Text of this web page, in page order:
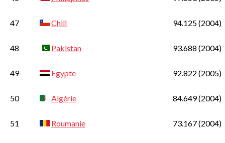
47 Chili 94.125(2004)
48 Pakistan 93.688 (2004)
49 Egypte 92.822 (2005)
50 Algérie 84.649(2004)
51 Roumanie 73.167(2004)